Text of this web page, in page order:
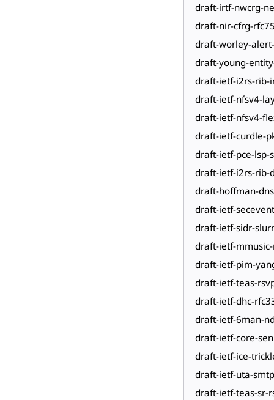
draft-irtf-nwcrg-
draft-nir-cfrg-
draft-worley-
draft-young-
draft-ietf-i2rs-rib-
draft-ietf-nfsv4-
draft-ietf-nfsv4-
draft-ietf-curdle-
draft-ietf-pce-lsp-
draft-ietf-i2rs-rib-
draft-hoffman-
draft-ietf-
draft-ietf-sidr-
draft-ietf-
draft-ietf-pim-
draft-ietf-teas-
draft-ietf-dhc-
draft-ietf-6man-
draft-ietf-core-
draft-ietf-ice-
draft-ietf-uta-
draft-ietf-teas-sr-